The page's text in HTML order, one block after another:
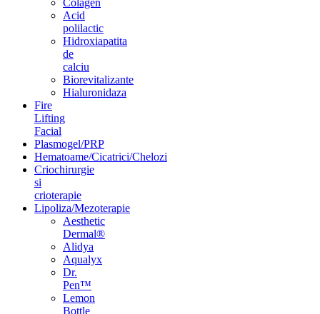
Colagen
Acid
polilactic
Hidroxiapatita
de
calciu
Biorevitalizante
Hialuronidaza
Fire
Lifting
Facial
Plasmogel/PRP
Hematoame/Cicatrici/Chelozi
Criochirurgie
si
crioterapie
Lipoliza/Mezoterapie
Aesthetic
Dermal®
Alidya
Aqualyx
Dr.
Pen™
Lemon
Bottle